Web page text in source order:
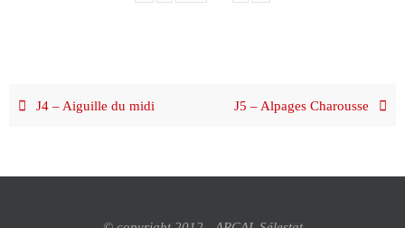
J4 – Aiguille du midi J5 – Alpages Charousse